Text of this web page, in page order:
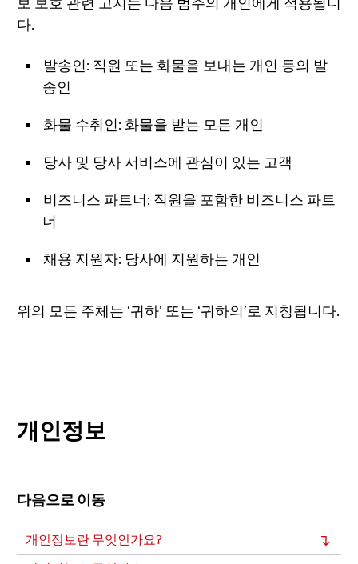
다.
발송인: 직원 또는 화물을 보내는 개인 등의 발
송인
화물 수취인: 화물을 받는 모든 개인
당사 및 당사 서비스에 관심이 있는 고객
비즈니스 파트너: 직원을 포함한 비즈니스 파트
너
채용 지원자: 당사에 지원하는 개인
위의 모든 주체는 ‘귀하’ 또는 ‘귀하의’로 지칭됩니다.
개인정보
다음으로 이동
개인정보란 무엇인가요?